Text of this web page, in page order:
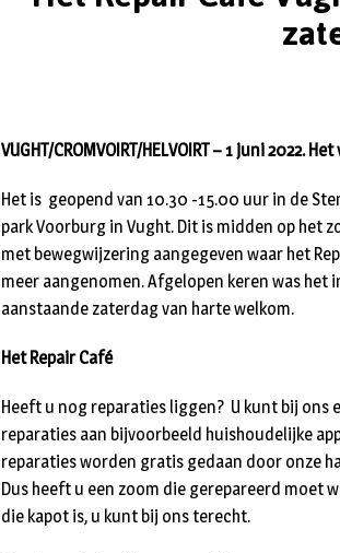
VUGHT/CROMVOIRT/HELVOIRT – 1 juni 2022.
Het is geopend van 10.30 -15.00 uur in de
park Voorburg in Vught. Dit is midden op het
met bewegwijzering aangegeven waar het
meer aangenomen. Afgelopen keren was
aanstaande zaterdag van harte welkom.
Het Repair Café
Heeft u nog reparaties liggen? U kunt bij ons
reparaties aan bijvoorbeeld huishoudelijke
reparaties worden gratis gedaan door onze
Dus heeft u een zoom die gerepareerd moet
die kapot is, u kunt bij ons terecht.